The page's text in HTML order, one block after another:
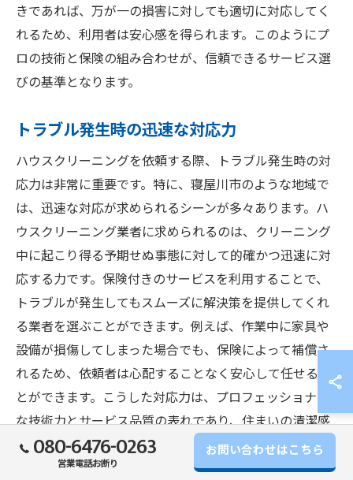
きであれば、万が一の損害に対しても適切に対応してく
れるため、利用者は安心感を得られます。このようにプ
ロの技術と保険の組み合わせが、信頼できるサービス選
びの基準となります。
トラブル発生時の迅速な対応力
ハウスクリーニングを依頼する際、トラブル発生時の対
応力は非常に重要です。特に、寝屋川市のような地域で
は、迅速な対応が求められるシーンが多々あります。ハ
ウスクリーニング業者に求められるのは、クリーニング
中に起こり得る予期せぬ事態に対して的確かつ迅速に対
応する力です。保険付きのサービスを利用することで、
トラブルが発生してもスムーズに解決策を提供してくれ
る業者を選ぶことができます。例えば、作業中に家具や
設備が損傷してしまった場合でも、保険によって補償さ
れるため、依頼者は心配することなく安心して任せるこ
とができます。こうした対応力は、プロフェッショナル
な技術力とサービス品質の表れであり、住まいの清潔感
を維持するための頼りになる要素です。
080-6476-0263
営業電話お断り
お問い合わせはこちら